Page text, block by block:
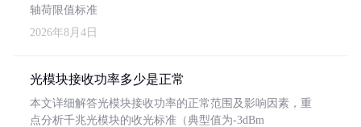
轴荷限值标准
2026年8月4日
光模块接收功率多少是正常
本文详细解答光模块接收功率的正常范围及影响因素，重
点分析千兆光模块的收光标准（典型值为-3dBm